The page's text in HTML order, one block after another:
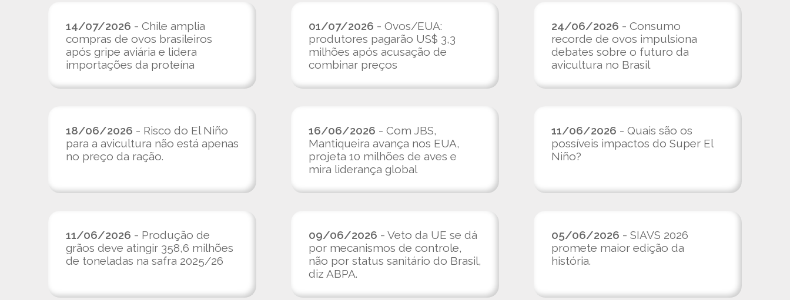
14/07/2026 - Chile amplia
compras de ovos brasileiros
após gripe aviária e lidera
importações da proteína
01/07/2026 - Ovos/EUA:
produtores pagarão US$ 3,3
milhões após acusação de
combinar preços
24/06/2026 - Consumo
recorde de ovos impulsiona
debates sobre o futuro da
avicultura no Brasil
18/06/2026 - Risco do El Niño
para a avicultura não está apenas
no preço da ração.
16/06/2026 - Com JBS,
Mantiqueira avança nos EUA,
projeta 10 milhões de aves e
mira liderança global
11/06/2026 - Quais são os
possíveis impactos do Super El
Niño?
11/06/2026 - Produção de
grãos deve atingir 358,6 milhões
de toneladas na safra 2025/26
09/06/2026 - Veto da UE se dá
por mecanismos de controle,
não por status sanitário do Brasil,
diz ABPA.
05/06/2026 - SIAVS 2026
promete maior edição da
história.